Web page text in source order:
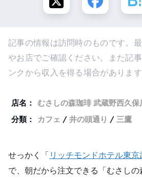
記事の情報は訪問時のものです。
やお店でご確認ください。また記
ンクから収入を得る場合があります
店名：
むさしの森珈琲 武蔵野西久保
分類：
カフェ 井の頭通り 三鷹
せっかく「 リッチモンドホテル東京
で、朝だから注文できる「むさし